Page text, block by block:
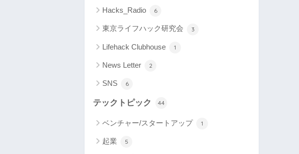
Hacks_Radio 6
東京ライフハック研究会 3
Lifehack Clubhouse 1
News Letter 2
SNS 6
テックトピック 44
ベンチャー/スタートアップ 1
起業 5